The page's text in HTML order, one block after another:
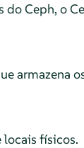
Ceph, o
armazena
locais físicos.